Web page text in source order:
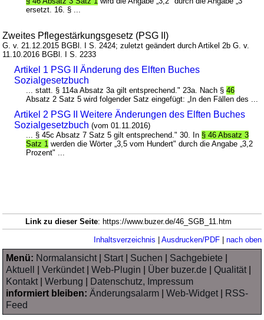
ersetzt. 16. § ...
Zweites Pflegestärkungsgesetz (PSG II)
G. v. 21.12.2015 BGBl. I S. 2424; zuletzt geändert durch Artikel 2b G. v.
11.10.2016 BGBl. I S. 2233
Artikel 1 PSG II Änderung des Elften Buches
Sozialgesetzbuch
... statt. § 114a Absatz 3a gilt entsprechend." 23a. Nach §46
Absatz 2 Satz 5 wird folgender Satz eingefügt: „In den Fällen des ...
Artikel 2 PSG II Weitere Änderungen des Elften Buches
Sozialgesetzbuch (vom 01.11.2016)
... § 45c Absatz 7 Satz 5 gilt entsprechend." 30. In § 46 Absatz 3
Satz 1 werden die Wörter „3,5 vom Hundert" durch die Angabe „3,2
Prozent" ...
Link zu dieser Seite: https://www.buzer.de/46_SGB_11.htm
Inhaltsverzeichnis | Ausdrucken/PDF| nach oben
Menü: Normalansicht| Start| Suchen Sachgebiete
Aktuell
|Verkündet|Web-Plugin Über buzer.de |Qualität|
Kontakt|Werbung
Datenschutz, Impressum
informiert bleiben: Änderungsalarm |Web-Widget|
RSS-
Feed